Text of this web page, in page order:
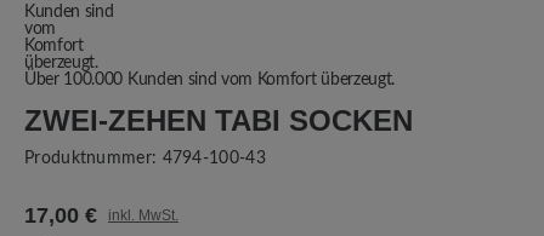
Über 100.000 Kunden sind vom Komfort überzeugt.
ZWEI-ZEHEN TABI SOCKEN
Produktnummer: 4794-100-43
17,00 € inkl. MwSt.